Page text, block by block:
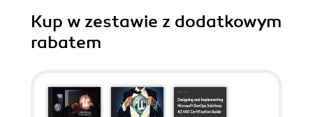
Kup w zestawie z dodatkowym
rabatem